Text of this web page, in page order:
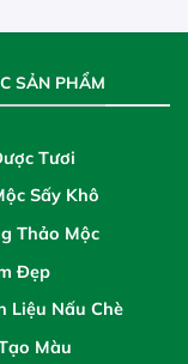
SẢN PHẨM
Tươi
Sấy Khô
Thảo Mộc
Đẹp
Liệu Nấu Chè
Màu